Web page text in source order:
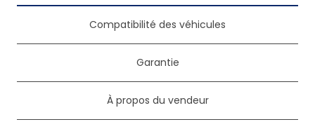
Compatibilité des véhicules
Garantie
À propos du vendeur